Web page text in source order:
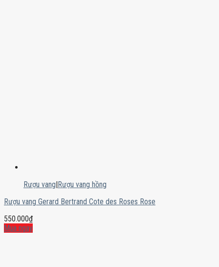
Rượu vang|Rượu vang hồng
Rượu vang Gerard Bertrand Cote des Roses Rose
550.000₫
Mua ngay